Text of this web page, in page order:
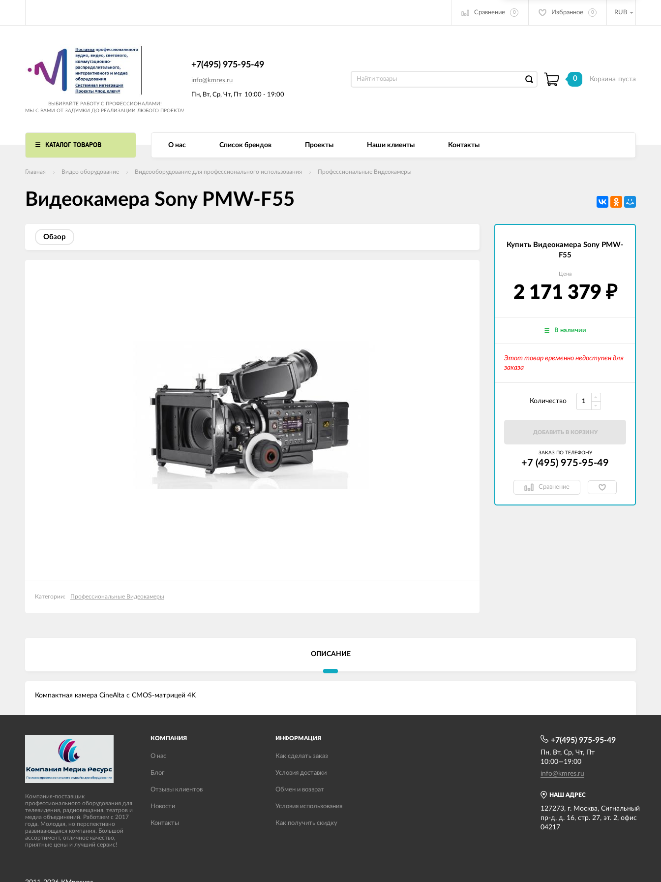
Сравнение 0 Избранное 0 RUB
ВЫБИРАЙТЕ РАБОТУ С ПРОФЕССИОНАЛАМИ!
МЫ С ВАМИ ОТ ЗАДУМКИ ДО РЕАЛИЗАЦИИ ЛЮБОГО ПРОЕКТА!
Пн, Вт, Ср, Чт, Пт 10:00 - 19:00
+7(495) 975-95-49
info@kmres.ru 0 Корзина пуста
КАТАЛОГ ТОВАРОВ О нас Список брендов Проекты Наши клиенты Контакты
Главная Видео оборудование Видеооборудование для профессионального использования Профессиональные Видеокамеры
Видеокамера Sony PMW-F55
Обзор
Категории: Профессиональные Видеокамеры
Купить Видеокамера Sony PMW-
F55
Цена
2 171 379 ₽
В наличии
Этот товар временно недоступен для
заказа
Количество
ДОБАВИТЬ В КОРЗИНУ
ЗАКАЗ ПО ТЕЛЕФОНУ
+7 (495) 975-95-49
Сравнение
ОПИСАНИЕ
Компактная камера CineAlta с CMOS-матрицей 4K
Компания-поставщик
профессионального оборудования для
телевидения, радиовещания, театров и
медиа объединений. Работаем с 2017
года. Молодая, но перспективно
развивающаяся компания. Большой
ассортимент, отличное качество,
приятные цены и лучший сервис!
КОМПАНИЯ
О нас
Блог
Отзывы клиентов
Новости
Контакты
ИНФОРМАЦИЯ
Как сделать заказ
Условия доставки
Обмен и возврат
Условия использования
Как получить скидку
НАШ АДРЕС
127273, г. Москва, Сигнальный
пр-д, д. 16, стр. 27, эт. 2, офис
04217
+7(495) 975-95-49
Пн, Вт, Ср, Чт, Пт
10:00—19:00
info@kmres.ru